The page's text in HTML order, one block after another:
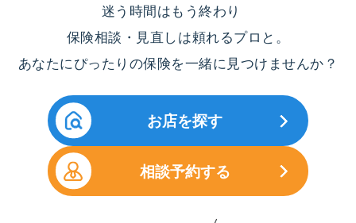
迷う時間はもう終わり
保険相談・見直しは頼れるプロと。
あなたにぴったりの保険を一緒に見つけませんか？
お店を探す
相談予約する